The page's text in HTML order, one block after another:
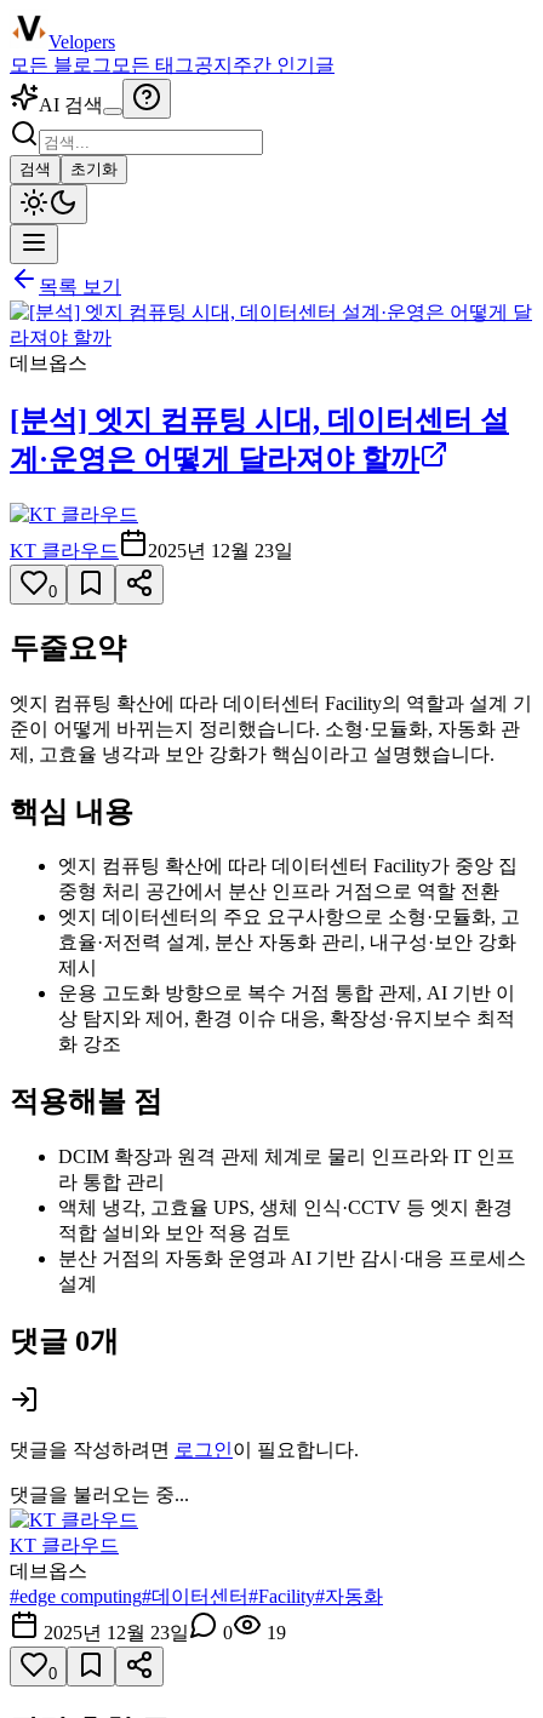
Velopers
모든 블로그 모든 태그공지 주간 인기글
AI 검색
검색 초기화
목록 보기
데브옵스
[분석] 엣지 컴퓨팅 시대, 데이터센터 설
계·운영은 어떻게 달라져야 할까
KT 클라우드 2025년 12월 23일
0
두줄요약
엣지 컴퓨팅 확산에 따라 데이터센터 Facility의 역할과 설계 기
준이 어떻게 바뀌는지 정리했습니다. 소형·모듈화, 자동화 관
제, 고효율 냉각과 보안 강화가 핵심이라고 설명했습니다.
핵심 내용
엣지 컴퓨팅 확산에 따라 데이터센터 Facility가 중앙 집
중형 처리 공간에서 분산 인프라 거점으로 역할 전환
엣지 데이터센터의 주요 요구사항으로 소형·모듈화, 고
효율·저전력 설계, 분산 자동화 관리, 내구성·보안 강화
제시
운용 고도화 방향으로 복수 거점 통합 관제, AI 기반 이
상 탐지와 제어, 환경 이슈 대응, 확장성·유지보수 최적
화 강조
적용해볼 점
DCIM 확장과 원격 관제 체계로 물리 인프라와 IT 인프
라 통합 관리
액체 냉각, 고효율 UPS, 생체 인식·CCTV 등 엣지 환경
적합 설비와 보안 적용 검토
분산 거점의 자동화 운영과 AI 기반 감시·대응 프로세스
설계
댓글 0개
댓글을 작성하려면 로그인이 필요합니다.
댓글을 불러오는 중...
KT 클라우드
데브옵스
#edge computing#데이터센터#Facility#자동화
2025년 12월 23일
0 19
0